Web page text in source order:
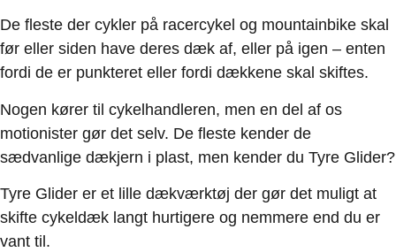
De fleste der cykler på racercykel og mountainbike skal
før eller siden have deres dæk af, eller på igen – enten
fordi de er punkteret eller fordi dækkene skal skiftes.
Nogen kører til cykelhandleren, men en del af os
motionister gør det selv. De fleste kender de
sædvanlige dækjern i plast, men kender du Tyre Glider?
Tyre Glider er et lille dækværktøj der gør det muligt at
skifte cykeldæk langt hurtigere og nemmere end du er
vant til.